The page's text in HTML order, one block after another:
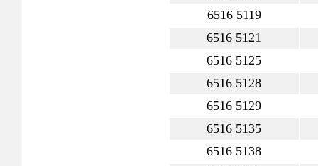
6516 5119
6516 5121
6516 5125
6516 5128
6516 5129
6516 5135
6516 5138